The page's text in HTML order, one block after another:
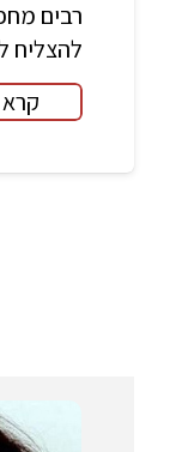
רבים
להצליח
קרא